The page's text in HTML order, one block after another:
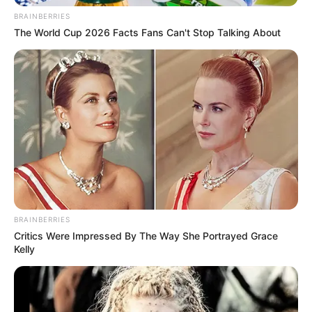
1 Dose schwarze Bohnen (abgespült)
150 g Reis (gekocht)
1 Paprika (rot oder gelb, gewürfelt)
1 Zwiebel (fein gehackt)
1 Dose Mais
100 g geriebener Cheddar oder Gouda
2 EL Tomatenmark
1 Dose stückige Tomaten
Salz, Pfeffer, Paprikapulver,
BRAINBERRIES
The World Cup 2026 Facts Fans Can't Stop Talking About
BRAINBERRIES
Critics Were Impressed By The Way She Portrayed Grace
Kelly